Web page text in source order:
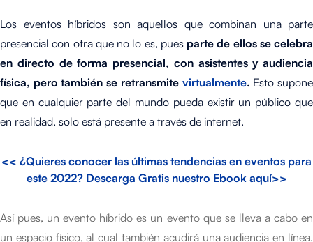
Los eventos híbridos son aquellos que combinan una parte
presencial con otra que no lo es, pues parte de ellos se celebra
en directo de forma presencial, con asistentes y audiencia
física, pero también se retransmite virtualmente. Esto supone
que en cualquier parte del mundo pueda existir un público que
en realidad, solo está presente a través de internet.
<< ¿Quieres conocer las últimas tendencias en eventos para
este 2022? Descarga Gratis nuestro Ebook aquí>>
Así pues, un evento híbrido es un evento que se lleva a cabo en
un espacio físico, al cual también acudirá una audiencia en línea.